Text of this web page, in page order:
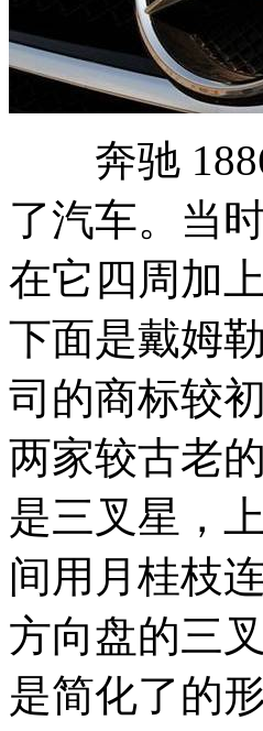
奔驰 1886
了汽车。当
在它四周加
下面是戴姆
司的商标较
两家较古老
是三叉星，
间用月桂枝
方向盘的三
是简化了的